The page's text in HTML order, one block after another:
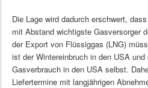
Die Lage wird dadurch erschwert,
mit Abstand wichtigste Gasversorger
der Export von Flüssiggas (LNG)
ist der Wintereinbruch in den USA und
Gasverbrauch in den USA selbst.
Liefertermine mit langjährigen